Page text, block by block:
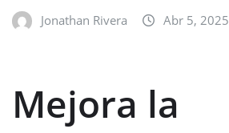
Jonathan Rivera Abr 5, 2025
Mejora la